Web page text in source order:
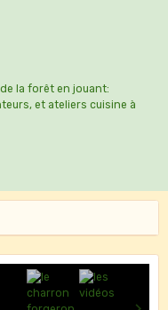
la forêt en jouant:
et ateliers cuisine à